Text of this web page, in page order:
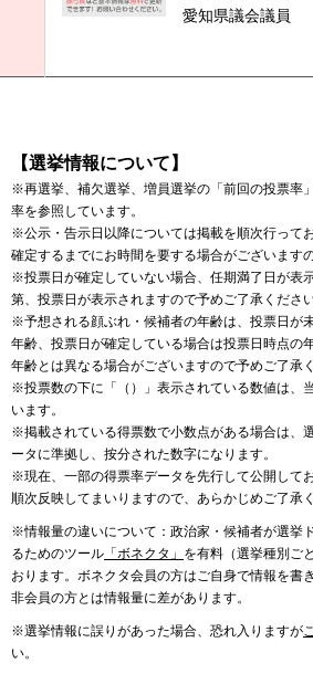
愛知県議会議員
【選挙情報について】
※再選挙、補欠選挙、増員選挙の「前回の投票率
率を参照しています。
※公示・告示日以降については掲載を順次行って
確定するまでにお時間を要する場合がございます
※投票日が確定していない場合、任期満了日が表
第、投票日が表示されますので予めご了承ください
※予想される顔ぶれ・候補者の年齢は、投票日が
年齢、投票日が確定している場合は投票日時点の
年齢とは異なる場合がございますので予めご了承
※投票数の下に「（）」表示されている数値は、
います。
※掲載されている得票数で小数点がある場合は、
ータに準拠し、按分された数字になります。
※現在、一部の得票率データを先行して公開して
順次反映してまいりますので、あらかじめご了承
※情報量の違いについて：政治家・候補者が選挙
るためのツール 「ボネクタ」 を有料（選挙種別ご
おります。ボネクタ会員の方はご自身で情報を書
非会員の方とは情報量に差があります。
※選挙情報に誤りがあった場合、恐れ入りますが
い。